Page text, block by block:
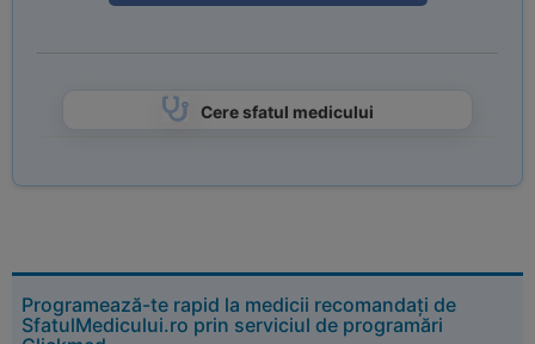
Cere sfatul medicului
Programează-te rapid la medicii recomandați de
SfatulMedicului.ro prin serviciul de programări